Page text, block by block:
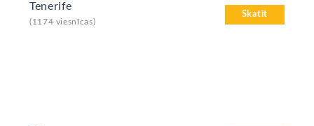
Skatīt
Tenerife
(1174 viesnīcas)